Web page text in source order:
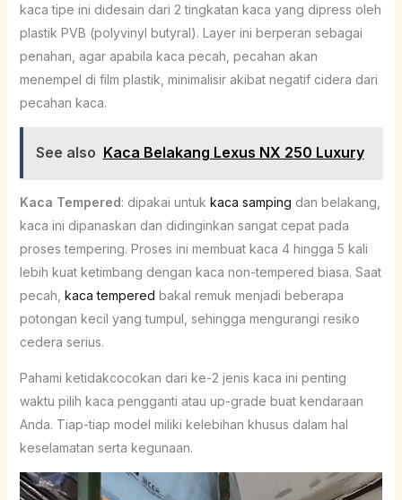
kaca tipe ini didesain dari 2 tingkatan kaca yang dipress oleh
plastik PVB (polyvinyl butyral). Layer ini berperan sebagai
penahan, agar apabila kaca pecah, pecahan akan
menempel di film plastik, minimalisir akibat negatif cidera dari
pecahan kaca.
See also Kaca Belakang Lexus NX 250 Luxury
Kaca Tempered: dipakai untuk kaca samping dan belakang,
kaca ini dipanaskan dan didinginkan sangat cepat pada
proses tempering. Proses ini membuat kaca 4 hingga 5 kali
lebih kuat ketimbang dengan kaca non-tempered biasa. Saat
pecah, kaca tempered bakal remuk menjadi beberapa
potongan kecil yang tumpul, sehingga mengurangi resiko
cedera serius.
Pahami ketidakcocokan dari ke-2 jenis kaca ini penting
waktu pilih kaca pengganti atau up-grade buat kendaraan
Anda. Tiap-tiap model miliki kelebihan khusus dalam hal
keselamatan serta kegunaan.